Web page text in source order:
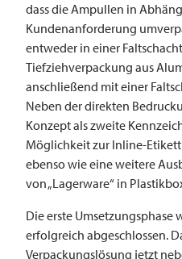
dass die Ampullen in
Kundenanforderung
entweder in einer
Tiefziehverpackung aus
anschließend mit einer
Neben der direkten
Konzept als zweite
Möglichkeit zur Inline-
ebenso wie eine weitere
von „Lagerware“ in
Die erste Umsetzungsphase
erfolgreich abgeschlossen.
Verpackungslösung jetzt